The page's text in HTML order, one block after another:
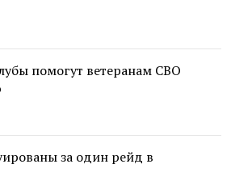
помогут ветеранам СВО
за один рейд в